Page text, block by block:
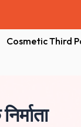
Cosmetic Third